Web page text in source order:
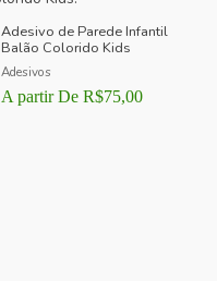
Adesivo de Parede Infantil
Balão Colorido Kids
Adesivos
A partir De R$75,00